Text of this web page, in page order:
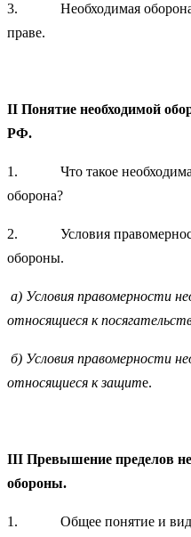
3. Необходимая оборона
праве.
II Понятие необходимой
РФ.
1. Что такое
2. Условия
а) Условия правомерности
относящиеся к
б) Условия правомерности
относящиеся к защите.
III Превышение пределов
1. Общее понятие и виды